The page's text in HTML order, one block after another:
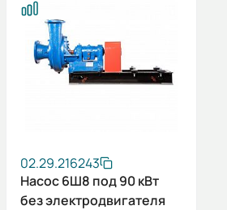
02.29.216243
Насос 6Ш8 под 90 кВт
без электродвигателя